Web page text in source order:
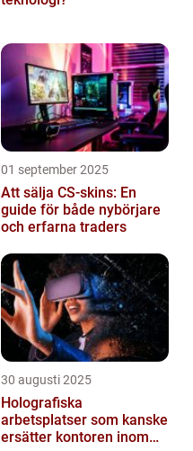
01 september 2025
Att sälja CS-skins: En
guide för både nybörjare
och erfarna traders
30 augusti 2025
Holografiska
arbetsplatser som kanske
ersätter kontoren inom